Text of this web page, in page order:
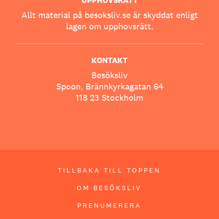
Allt material på besoksliv.se är skyddat enligt
lagen om upphovsrätt.
KONTAKT
Besöksliv
Spoon, Brännkyrkagatan 64
118 23 Stockholm
TILLBAKA TILL TOPPEN
OM BESÖKSLIV
PRENUMERERA